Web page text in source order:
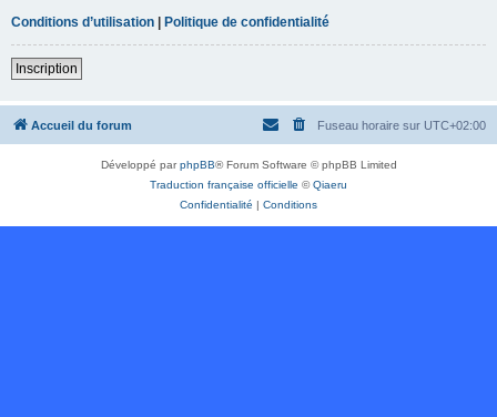
Conditions d’utilisation | Politique de confidentialité
Inscription
Accueil du forum Fuseau horaire sur UTC+02:00
Développé parphpBB® Forum Software © phpBB Limited
Traduction française officielle ©Qiaeru
Confidentialité | Conditions